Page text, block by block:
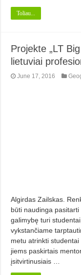
Toliau...
Projekte „LT
lietuviai
June 17, 2016
Algirdas Zailskas.
būti naudinga
galimybę turi
vykstančiame
metu atrinkti
jiems paskirtais
įsitvirtinusiais …